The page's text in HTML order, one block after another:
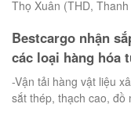
Thọ Xuân (THD,
Bestcargo nhận
các loại hàng hóa
-Vận tải hàng vật liệu
sắt thép, thạch cao, đồ